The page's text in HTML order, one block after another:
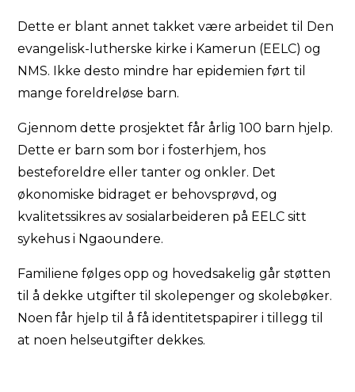
Dette er blant annet takket være arbeidet til Den
evangelisk-lutherske kirke i Kamerun (EELC) og
NMS. Ikke desto mindre har epidemien ført til
mange foreldreløse barn.
Gjennom dette prosjektet får årlig 100 barn hjelp.
Dette er barn som bor i fosterhjem, hos
besteforeldre eller tanter og onkler. Det
økonomiske bidraget er behovsprøvd, og
kvalitetssikres av sosialarbeideren på EELC sitt
sykehus i Ngaoundere.
Familiene følges opp og hovedsakelig går støtten
til å dekke utgifter til skolepenger og skolebøker.
Noen får hjelp til å få identitetspapirer i tillegg til
at noen helseutgifter dekkes.